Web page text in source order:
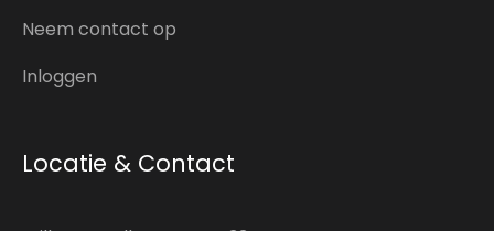
Neem contact op
Inloggen
Locatie & Contact